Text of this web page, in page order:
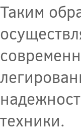
Таким
техники.